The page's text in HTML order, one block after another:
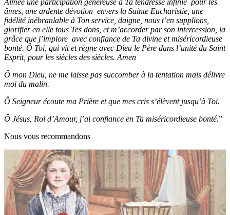
âmes, une ardente dévotion envers la Sainte Eucharistie, une
fidélité inébranlable à Ton service, daigne, nous t’en supplions,
glorifier en elle tous Tes dons, et m’accorder par son intercession, la
grâce que j’implore avec confiance de Ta divine et miséricordieuse
bonté. Ô Toi, qui vit et règne avec Dieu le Père dans l’unité du Saint
Esprit, pour les siècles des siècles. Amen
Ô mon Dieu, ne me laisse pas succomber à la tentation mais délivre
moi du malin.
Ô Seigneur écoute ma Prière et que mes cris s’élèvent jusqu’à Toi.
Ô Jésus, Roi d’Amour, j’ai confiance en Ta miséricordieuse bonté.”
Nous vous recommandons